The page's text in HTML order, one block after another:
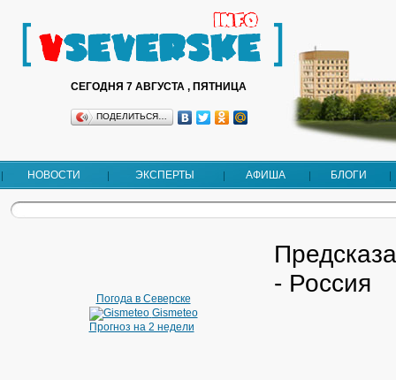
СЕГОДНЯ 7 АВГУСТА , ПЯТНИЦА
ПОДЕЛИТЬСЯ…
НОВОСТИ ЭКСПЕРТЫ АФИША БЛОГИ
Погода в Северске
Gismeteo
Прогноз на 2 недели
- Россия